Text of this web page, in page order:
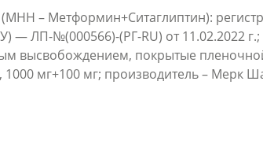
– Метформин+Ситаглиптин):
— ЛП-№(000566)-(РГ-RU) от 11.02.2022 г.;
высвобождением, покрытые
1000 мг+100 мг; производитель – Мерк